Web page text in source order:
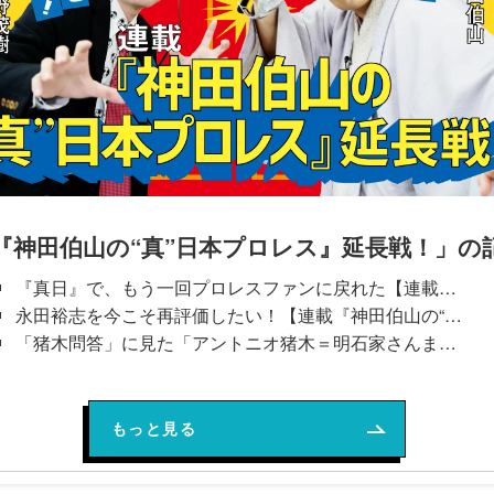
神田伯山の“真”日本プロレス』延長戦！」の
『真日』で、もう一回プロレスファンに戻れた【連載『神田伯山の“真”日本プロレス』延長戦！2022年9月号】
永田裕志を今こそ再評価したい！【連載『神田伯山の“真”日本プロレス』延長戦！2022年8月号】
「猪木問答」に見た「アントニオ猪木＝明石家さんま」説【連載『神田伯山の“真”日本プロレス』延長戦！2022年7月号】
もっと見る